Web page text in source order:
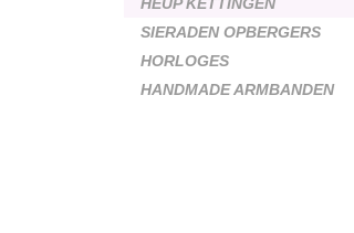
SIERADEN OPBERGERS
HORLOGES
HANDMADE ARMBANDEN